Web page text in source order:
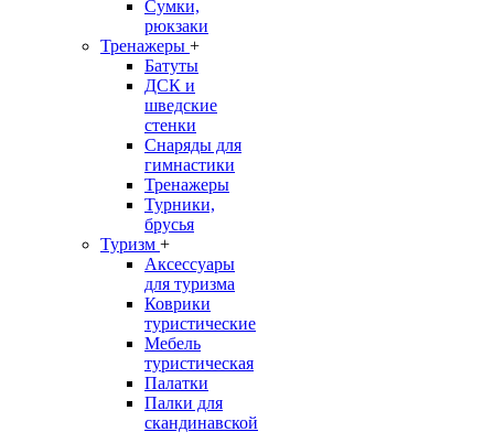
Сумки,
рюкзаки
Тренажеры +
Батуты
ДСК и
шведские
стенки
Снаряды для
гимнастики
Тренажеры
Турники,
брусья
Туризм +
Аксессуары
для туризма
Коврики
туристические
Мебель
туристическая
Палатки
Палки для
скандинавской